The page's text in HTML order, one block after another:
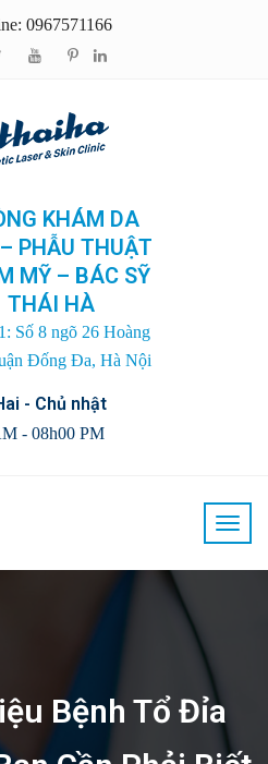
0967571166
KHÁM DA
PHẪU THUẬT
MỸ – BÁC SỸ
THÁI HÀ
Số 8 ngõ 26 Hoàng
Đống Đa, Hà Nội
- Chủ nhật
- 08h00 PM
Bệnh Tổ Đỉa